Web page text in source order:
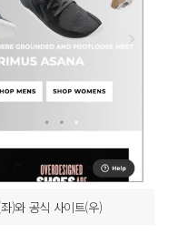
)와 공식 사이트(우)